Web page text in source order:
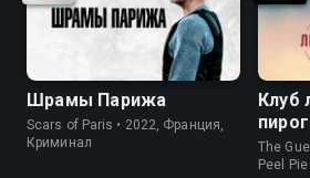
Шрамы Парижа
Scars of Paris • 2022, Франция,
Криминал
Клуб
The
Peel